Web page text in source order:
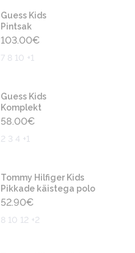
Guess Kids
Pintsak
103.00€
7 8 10 +1
Guess Kids
Komplekt
58.00€
2 3 4 +1
Tommy Hilfiger Kids
Pikkade käistega polo
52.90€
8 10 12 +2